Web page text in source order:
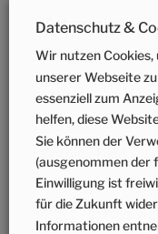
Kategorien
Keine Kategorien
Meta
Anmelden
Kommentar-Feed
WordPress.org
Datenschutz &
Wir nutzen
unserer Webseite
essenziell zum
helfen, diese
Sie können der
(ausgenommen der
Einwilligung ist
für die Zukunft
Informationen